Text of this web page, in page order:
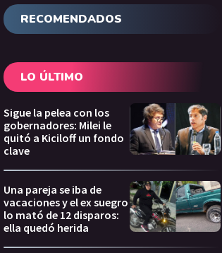
RECOMENDADOS
LO ÚLTIMO
Sigue la pelea con los
gobernadores: Milei le
quitó a Kiciloff un fondo
clave
Una pareja se iba de
vacaciones y el ex suegro
lo mató de 12 disparos:
ella quedó herida